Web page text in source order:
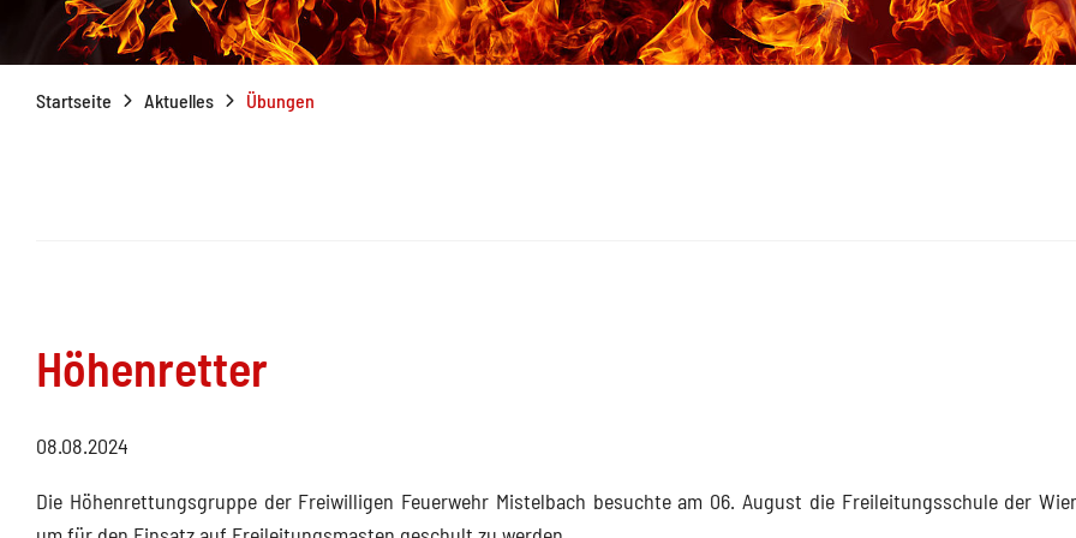
Startseite Aktuelles Übungen
Höhenretter
08.08.2024
Die Höhenrettungsgruppe der Freiwilligen Feuerwehr Mistelbach besuchte am 06. August die Freileitungsschule der